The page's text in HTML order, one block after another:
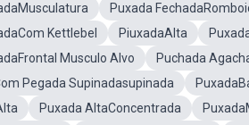
Puxada
Kettlebel
PiuxadaAlta
Musculo Alvo
Puchada
Pegada Supinadasupinada
Puxada AltaConcentrada